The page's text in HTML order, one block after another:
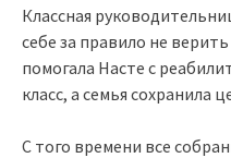
Классная
себе за правило не
помогала Насте с
класс, а семья сохранила
С того времени все